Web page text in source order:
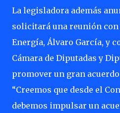
La legisladora además
solicitará una reunión
Energía, Álvaro García, y
Cámara de Diputadas y
promover un gran
“Creemos que desde el
debemos impulsar un